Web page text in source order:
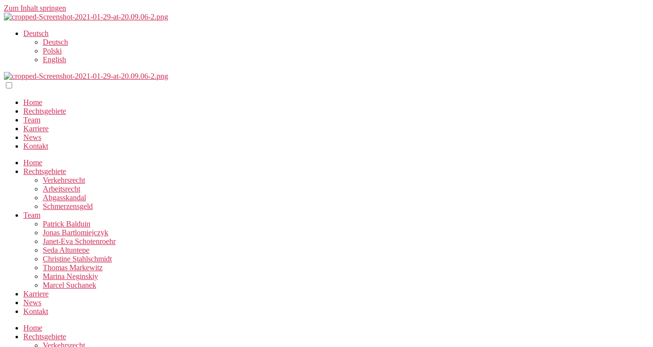
Zum Inhalt springen
Deutsch
Deutsch
Polski
English
Home
Rechtsgebiete
Team
Karriere
News
Kontakt
Home
Rechtsgebiete
Verkehrsrecht
Arbeitsrecht
Abgasskandal
Schmerzensgeld
Team
Patrick Balduin
Jonas Bartlomiejczyk
Janet-Eva Schotenroehr
Seda Altuntepe
Christine Stahlschmidt
Thomas Markewitz
Marina Neginskiy
Marcel Suchanek
Karriere
News
Kontakt
Home
Rechtsgebiete
Verkehrsrecht